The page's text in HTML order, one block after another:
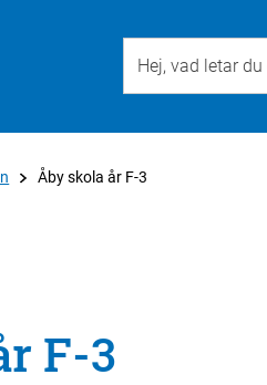
Åby skola år F-3
F-3